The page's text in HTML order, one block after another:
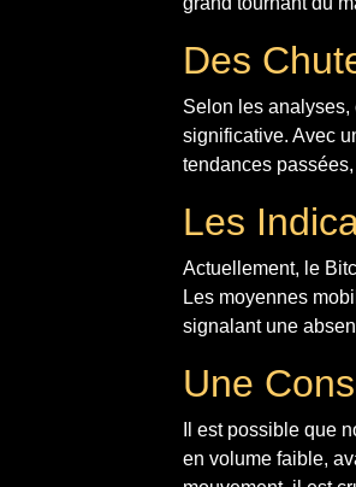
Des
Selon les analyses,
significative. Avec
tendances
Les
Actuellement, le
Les moyennes
signalant une
Une
Il est possible que
en volume faible,